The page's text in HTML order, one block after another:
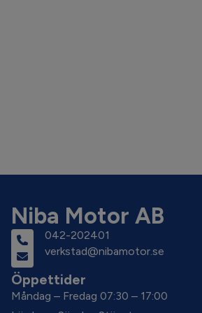
Niba Motor AB
042-202401
verkstad@nibamotor.se
Öppettider
Måndag – Fredag 07:30 – 17:00